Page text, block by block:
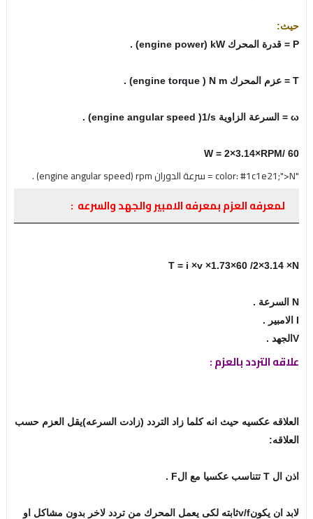
حيث:
P = قدرة المحرك engine power) kW) .
T = عزم المحرك engine torque ) N m) .
ω = السرعة الزاوية engine angular speed )1/s) .
W = 2×3.14×RPM/ 60
"color: #1c1e21;">N = سرعة الدوران engine angular speed) rpm) .
لمعرفه العزم بمعرفه الامبير والجهد والسرعه :
T = i ×v ×1.73×60 /2×3.14 ×N
N السرعة .
I الامبير .
Vالجهد .
علاقه التردد بالعزم :
العلاقه عكسيه حيث انه كلما زاد التردد (زادت السرعه)يقل العزم حسب
العلاقه:
اذن ال T تتناسب عكسيا مع الF .
لابد ان يكونv/fثابته لكى يعمل المحرك من تردد لاخر بدون مشاكل او